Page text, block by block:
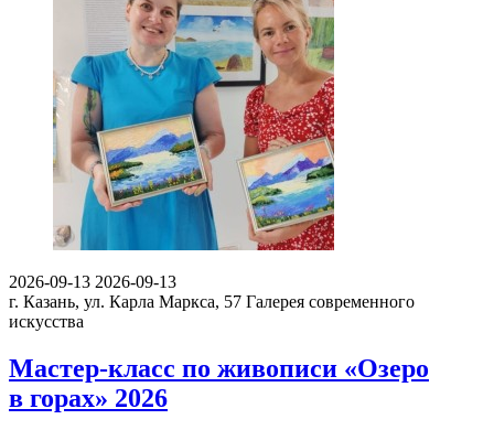
2026-09-13 2026-09-13
г. Казань, ул. Карла Маркса, 57 Галерея современного
искусства
Мастер-класс по живописи «Озеро
в горах» 2026